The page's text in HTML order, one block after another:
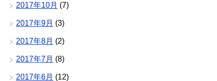
2017年10月 (7)
2017年9月 (3)
2017年8月 (2)
2017年7月 (8)
2017年6月 (12)